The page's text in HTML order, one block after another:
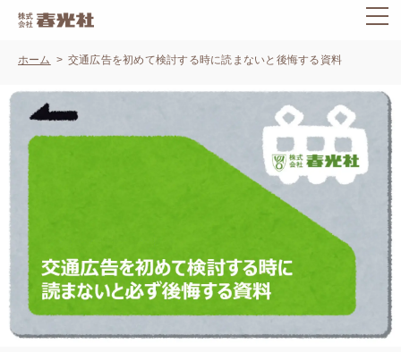
ホーム 交通広告を初めて検討する時に読まないと後悔する資料